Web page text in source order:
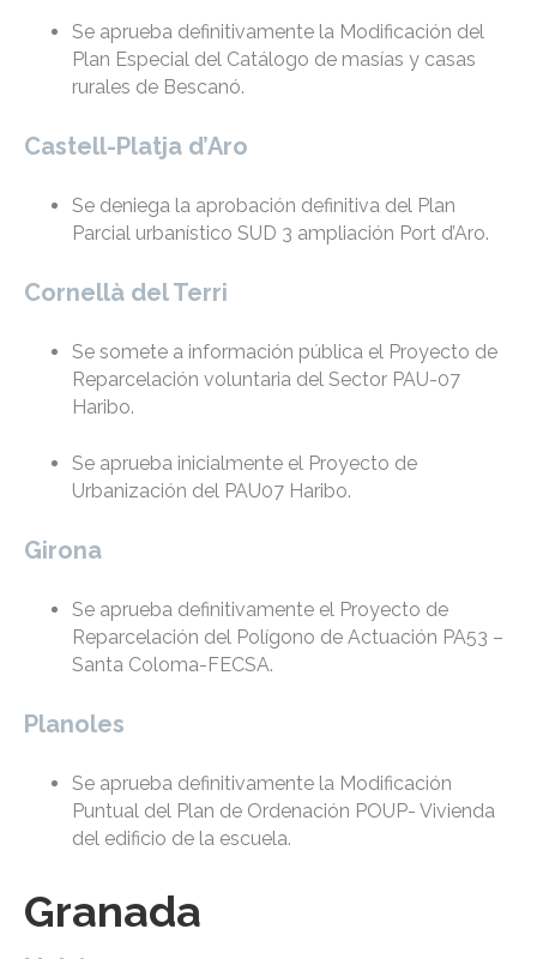
Se aprueba definitivamente la Modificación del
Plan Especial del Catálogo de masías y casas
rurales de Bescanó.
Castell-Platja d’Aro
Se deniega la aprobación definitiva del Plan
Parcial urbanístico SUD 3 ampliación Port d’Aro.
Cornellà del Terri
Se somete a información pública el Proyecto de
Reparcelación voluntaria del Sector PAU-07
Haribo.
Se aprueba inicialmente el Proyecto de
Urbanización del PAU07 Haribo.
Girona
Se aprueba definitivamente el Proyecto de
Reparcelación del Polígono de Actuación PA53 –
Santa Coloma-FECSA.
Planoles
Se aprueba definitivamente la Modificación
Puntual del Plan de Ordenación POUP- Vivienda
del edificio de la escuela.
Granada